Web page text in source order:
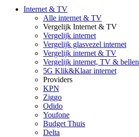
Internet & TV
Alle internet & TV
Vergelijk Internet & TV
Vergelijk internet
Vergelijk glasvezel internet
Vergelijk internet & TV
Vergelijk internet, TV & bellen
5G Klik&Klaar internet
Providers
KPN
Ziggo
Odido
Youfone
Budget Thuis
Delta